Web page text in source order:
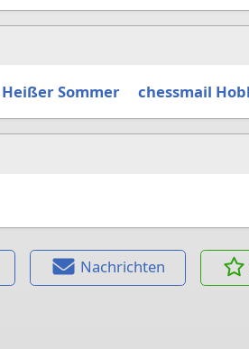
Sommer chessmail
Nachrichten